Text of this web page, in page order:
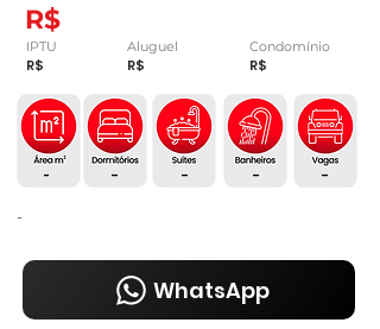
R$
IPTU
R$
Aluguel Condomínio
R$ R$
-
-
- - -
-
WhatsApp